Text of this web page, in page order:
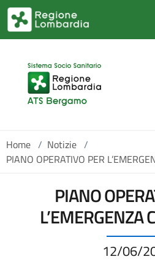
Salta al contenuto principale
Home / Notizie /
PIANO OPERATIVO PER
PIANO
L’EMERGENZA
12/06/